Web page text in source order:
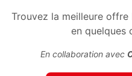
Trouvez la meilleure offre
en quelques
En collaboration avec